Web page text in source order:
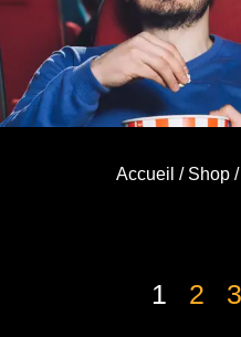
Accueil / Shop/
1 2 3